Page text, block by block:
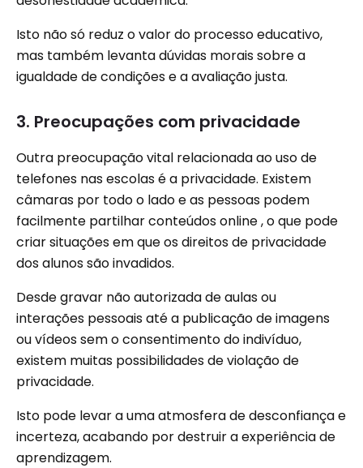
Isto não só reduz o valor do processo educativo,
mas também levanta dúvidas morais sobre a
igualdade de condições e a avaliação justa.
3. Preocupações com privacidade
Outra preocupação vital relacionada ao uso de
telefones nas escolas é a privacidade. Existem
câmaras por todo o lado e as pessoas podem
facilmente partilhar conteúdos online , o que pode
criar situações em que os direitos de privacidade
dos alunos são invadidos.
Desde gravar não autorizada de aulas ou
interações pessoais até a publicação de imagens
ou vídeos sem o consentimento do indivíduo,
existem muitas possibilidades de violação de
privacidade.
Isto pode levar a uma atmosfera de desconfiança e
incerteza, acabando por destruir a experiência de
aprendizagem.